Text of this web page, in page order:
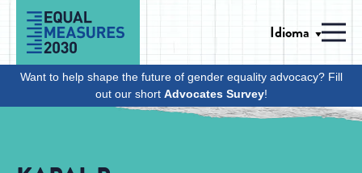
Skip to Content
Idioma
Want to help shape the future of gender equality advocacy? Fill
out our short Advocates Survey!